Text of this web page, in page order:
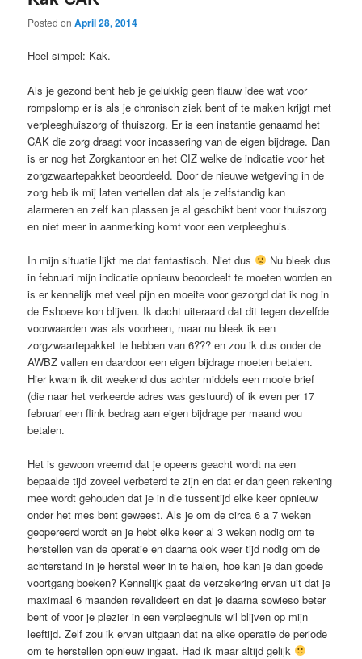
Posted onApril 28, 2014
Heel simpel: Kak.
Als je gezond bent heb je gelukkig geen flauw idee wat voor
rompslomp er is als je chronisch ziek bent of te maken krijgt met
verpleeghuiszorg of thuiszorg. Er is een instantie genaamd het
CAK die zorg draagt voor incassering van de eigen bijdrage. Dan
is er nog het Zorgkantoor en het CIZ welke de indicatie voor het
zorgzwaartepakket beoordeeld. Door de nieuwe wetgeving in de
zorg heb ik mij laten vertellen dat als je zelfstandig kan
alarmeren en zelf kan plassen je al geschikt bent voor thuiszorg
en niet meer in aanmerking komt voor een verpleeghuis.
In mijn situatie lijkt me dat fantastisch. Niet dus
Nu bleek dus
in februari mijn indicatie opnieuw beoordeelt te moeten worden en
is er kennelijk met veel pijn en moeite voor gezorgd dat ik nog in
de Eshoeve kon blijven. Ik dacht uiteraard dat dit tegen dezelfde
voorwaarden was als voorheen, maar nu bleek ik een
zorgzwaartepakket te hebben van 6??? en zou ik dus onder de
AWBZ vallen en daardoor een eigen bijdrage moeten betalen.
Hier kwam ik dit weekend dus achter middels een mooie brief
(die naar het verkeerde adres was gestuurd) of ik even per 17
februari een flink bedrag aan eigen bijdrage per maand wou
betalen.
Het is gewoon vreemd dat je opeens geacht wordt na een
bepaalde tijd zoveel verbeterd te zijn en dat er dan geen rekening
mee wordt gehouden dat je in die tussentijd elke keer opnieuw
onder het mes bent geweest. Als je om de circa 6 a 7 weken
geopereerd wordt en je hebt elke keer al 3 weken nodig om te
herstellen van de operatie en daarna ook weer tijd nodig om de
achterstand in je herstel weer in te halen, hoe kan je dan goede
voortgang boeken? Kennelijk gaat de verzekering ervan uit dat je
maximaal 6 maanden revalideert en dat je daarna sowieso beter
bent of voor je plezier in een verpleeghuis wil blijven op mijn
leeftijd. Zelf zou ik ervan uitgaan dat na elke operatie de periode
om te herstellen opnieuw ingaat. Had ik maar altijd gelijk